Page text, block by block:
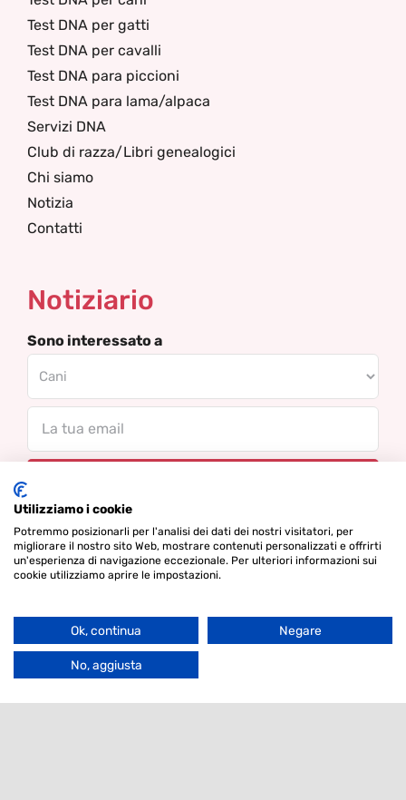
Filter
Test DNA per gatti
Test DNA per cavalli
Test DNA para piccioni
Test DNA para lama/alpaca
Servizi DNA
Club di razza/Libri genealogici
Chi siamo
Notizia
Contatti
Notiziario
Sono interessato a
Contatti
Via Bergamo 292
26100 Cremona
Utilizziamo i cookie
Potremmo posizionarli per l'analisi dei dati dei nostri visitatori, per
migliorare il nostro sito Web, mostrare contenuti personalizzati e offrirti
un'esperienza di navigazione eccezionale. Per ulteriori informazioni sui
cookie utilizziamo aprire le impostazioni.
Ok, continua Negare
No, aggiusta